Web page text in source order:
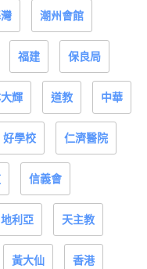
潮州會館
福建 保良局
輝 道教 中華
好學校 仁濟醫院
信義會
地利亞 天主教
黃大仙 香港